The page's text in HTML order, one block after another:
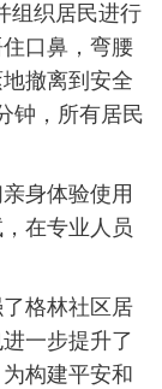
组织居民进行
口鼻，弯腰
撤离到安全
钟，所有居民
身体验使用
在专业人员
格林社区居
一步提升了
构建平安和